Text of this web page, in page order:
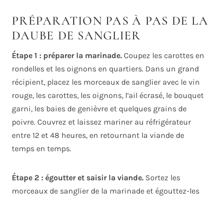
PRÉPARATION PAS À PAS DE LA
DAUBE DE SANGLIER
Étape 1 : préparer la marinade. Coupez les carottes en
rondelles et les oignons en quartiers. Dans un grand
récipient, placez les morceaux de sanglier avec le vin
rouge, les carottes, les oignons, l’ail écrasé, le bouquet
garni, les baies de genièvre et quelques grains de
poivre. Couvrez et laissez mariner au réfrigérateur
entre 12 et 48 heures, en retournant la viande de
temps en temps.
Étape 2 : égoutter et saisir la viande. Sortez les
morceaux de sanglier de la marinade et égouttez-les